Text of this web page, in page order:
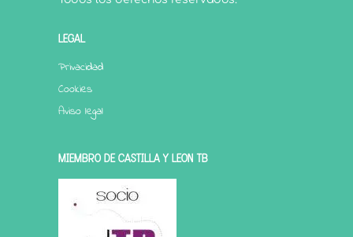
LEGAL
Privacidad
Cookies
Aviso legal
MIEMBRO DE CASTILLA Y LEÓN TB